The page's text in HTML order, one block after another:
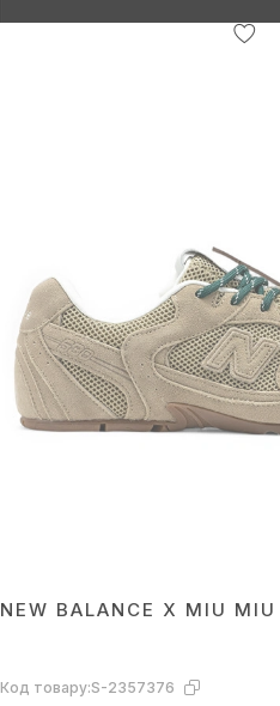
NEW BALANCE X MIU
Код товару:S-2357376